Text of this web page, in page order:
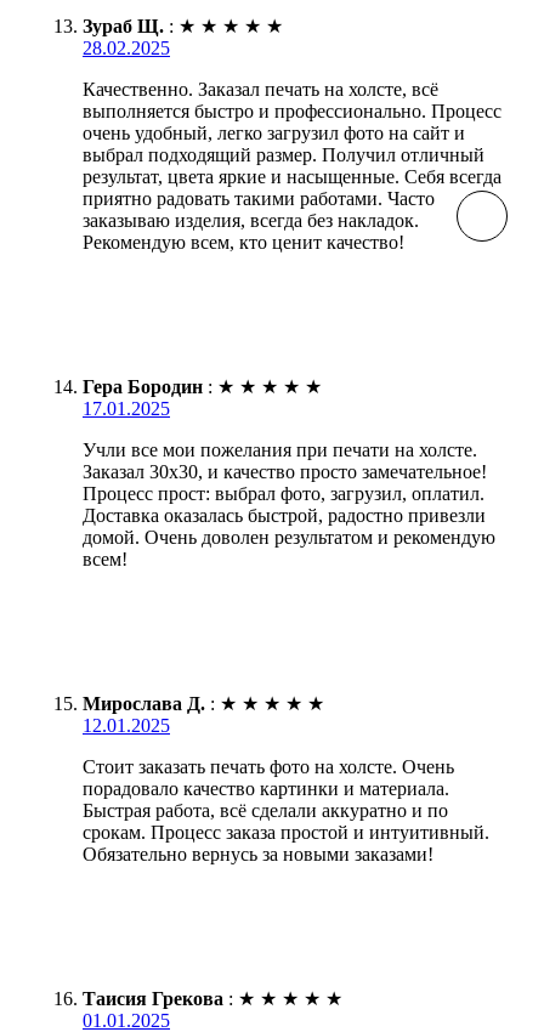
Зураб Щ. : ★ ★ ★ ★ ★
28.02.2025
Качественно. Заказал печать на холсте, всё
выполняется быстро и профессионально. Процесс
очень удобный, легко загрузил фото на сайт и
выбрал подходящий размер. Получил отличный
результат, цвета яркие и насыщенные. Себя всегда
приятно радовать такими работами. Часто
заказываю изделия, всегда без накладок.
Рекомендую всем, кто ценит качество!
Гера Бородин : ★ ★ ★ ★ ★
17.01.2025
Учли все мои пожелания при печати на холсте.
Заказал 30х30, и качество просто замечательное!
Процесс прост: выбрал фото, загрузил, оплатил.
Доставка оказалась быстрой, радостно привезли
домой. Очень доволен результатом и рекомендую
всем!
Мирослава Д. : ★ ★ ★ ★ ★
12.01.2025
Стоит заказать печать фото на холсте. Очень
порадовало качество картинки и материала.
Быстрая работа, всё сделали аккуратно и по
срокам. Процесс заказа простой и интуитивный.
Обязательно вернусь за новыми заказами!
Таисия Грекова : ★ ★ ★ ★ ★
01.01.2025